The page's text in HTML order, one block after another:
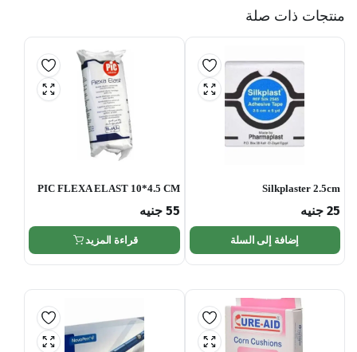
منتجات ذات صلة
Silkplaster 2.5cm
25 جنيه
إضافة إلى السلة
PIC FLEXA ELAST 10*4.5 CM
55 جنيه
قراءة المزيد